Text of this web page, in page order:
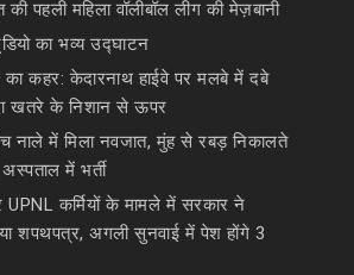
पहली महिला वॉलीबॉल लीग की मेज़बानी
का भव्य उद्घाटन
का कहर: केदारनाथ हाईवे पर मलबे में दबे
खतरे के निशान से ऊपर
नाले में मिला नवजात, मुंह से रबड़ निकालते
में भर्ती
UPNL कर्मियों के मामले में सरकार ने
शपथपत्र, अगली सुनवाई में पेश होंगे 3